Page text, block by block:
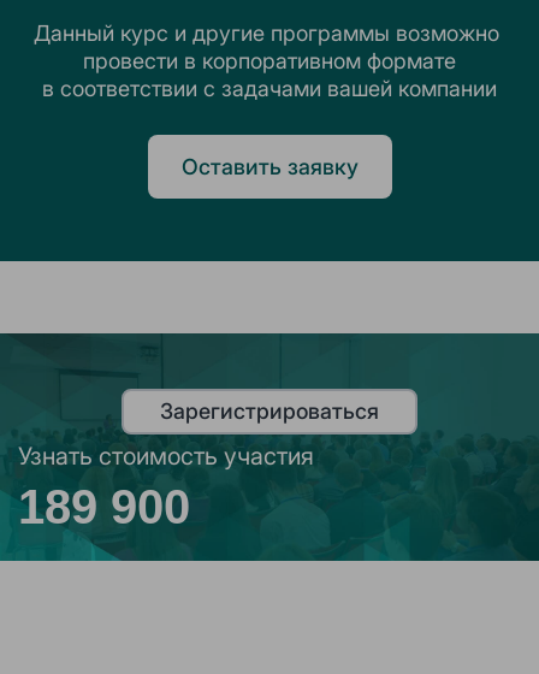
Данный курс и другие программы возможно
провести в корпоративном формате
в соответствии с задачами вашей компании
Оставить заявку
Зарегистрироваться
Узнать стоимость участия
189 900